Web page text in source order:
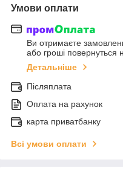
Умови оплати
Ви отримаєте
або гроші повернуться
Детальніше
Післяплата
Оплата на рахунок
карта приватбанку
Всі умови оплати